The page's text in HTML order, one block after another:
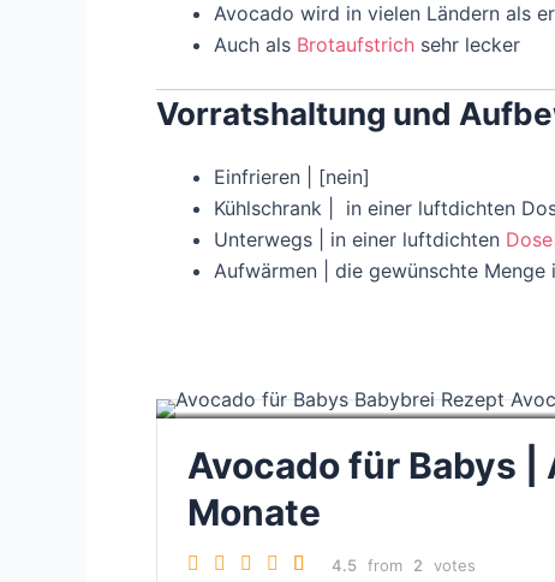
Avocado wird in vielen Ländern als
Auch als Brotaufstrich sehr lecker
Vorratshaltung und
Einfrieren | [nein]
Kühlschrank | in einer luftdichten
Unterwegs | in einer luftdichten
Aufwärmen | die gewünschte Menge
Avocado für Babys |
Monate
4.5 from 2 votes